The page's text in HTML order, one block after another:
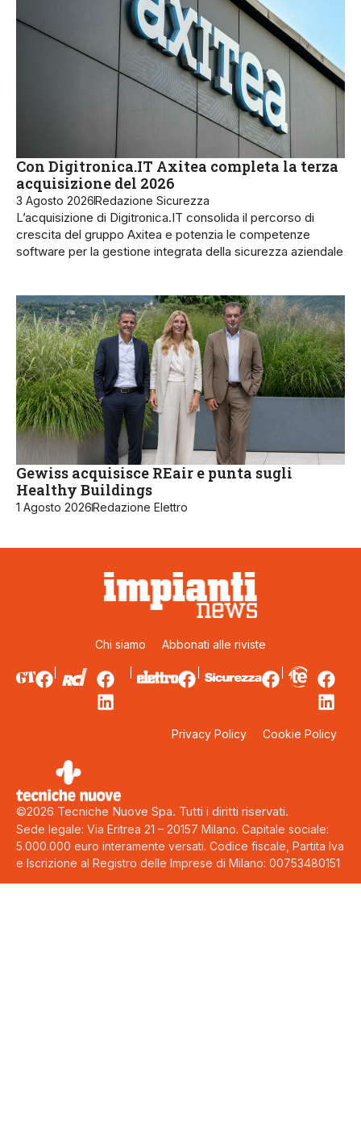
Con Digitronica.IT Axitea completa la terza
acquisizione del 2026
3 Agosto 2026Redazione Sicurezza
L’acquisizione di Digitronica.IT consolida il percorso di
crescita del gruppo Axitea e potenzia le competenze
software per la gestione integrata della sicurezza aziendale
Gewiss acquisisce REair e punta sugli
Healthy Buildings
1 Agosto 2026Redazione Elettro
Chi siamo Abbonati alle riviste
Privacy Policy Cookie Policy
©2026 Tecniche Nuove Spa. Tutti i diritti riservati.
Sede legale: Via Eritrea 21 – 20157 Milano. Capitale sociale:
5.000.000 euro interamente versati. Codice fiscale, Partita Iva
e Iscrizione al Registro delle Imprese di Milano: 00753480151